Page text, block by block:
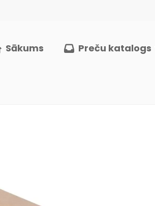
Sākums Preču katalogs